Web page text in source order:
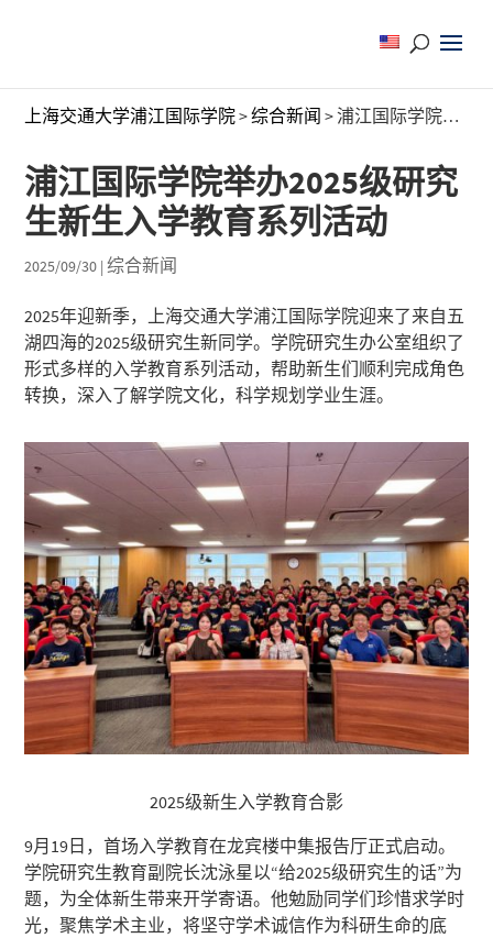
上海交通大学浦江国际学院>综合新闻 >浦江国际学院举办2025级研究生新生入学教育系列活动
浦江国际学院举办2025级研究
生新生入学教育系列活动
2025/09/30 |综合新闻
2025年迎新季，上海交通大学浦江国际学院迎来了来自五
湖四海的2025级研究生新同学。学院研究生办公室组织了
形式多样的入学教育系列活动，帮助新生们顺利完成角色
转换，深入了解学院文化，科学规划学业生涯。
2025级新生入学教育合影
9月19日，首场入学教育在龙宾楼中集报告厅正式启动。
学院研究生教育副院长沈泳星以“给2025级研究生的话”为
题，为全体新生带来开学寄语。他勉励同学们珍惜求学时
光，聚焦学术主业，将坚守学术诚信作为科研生命的底